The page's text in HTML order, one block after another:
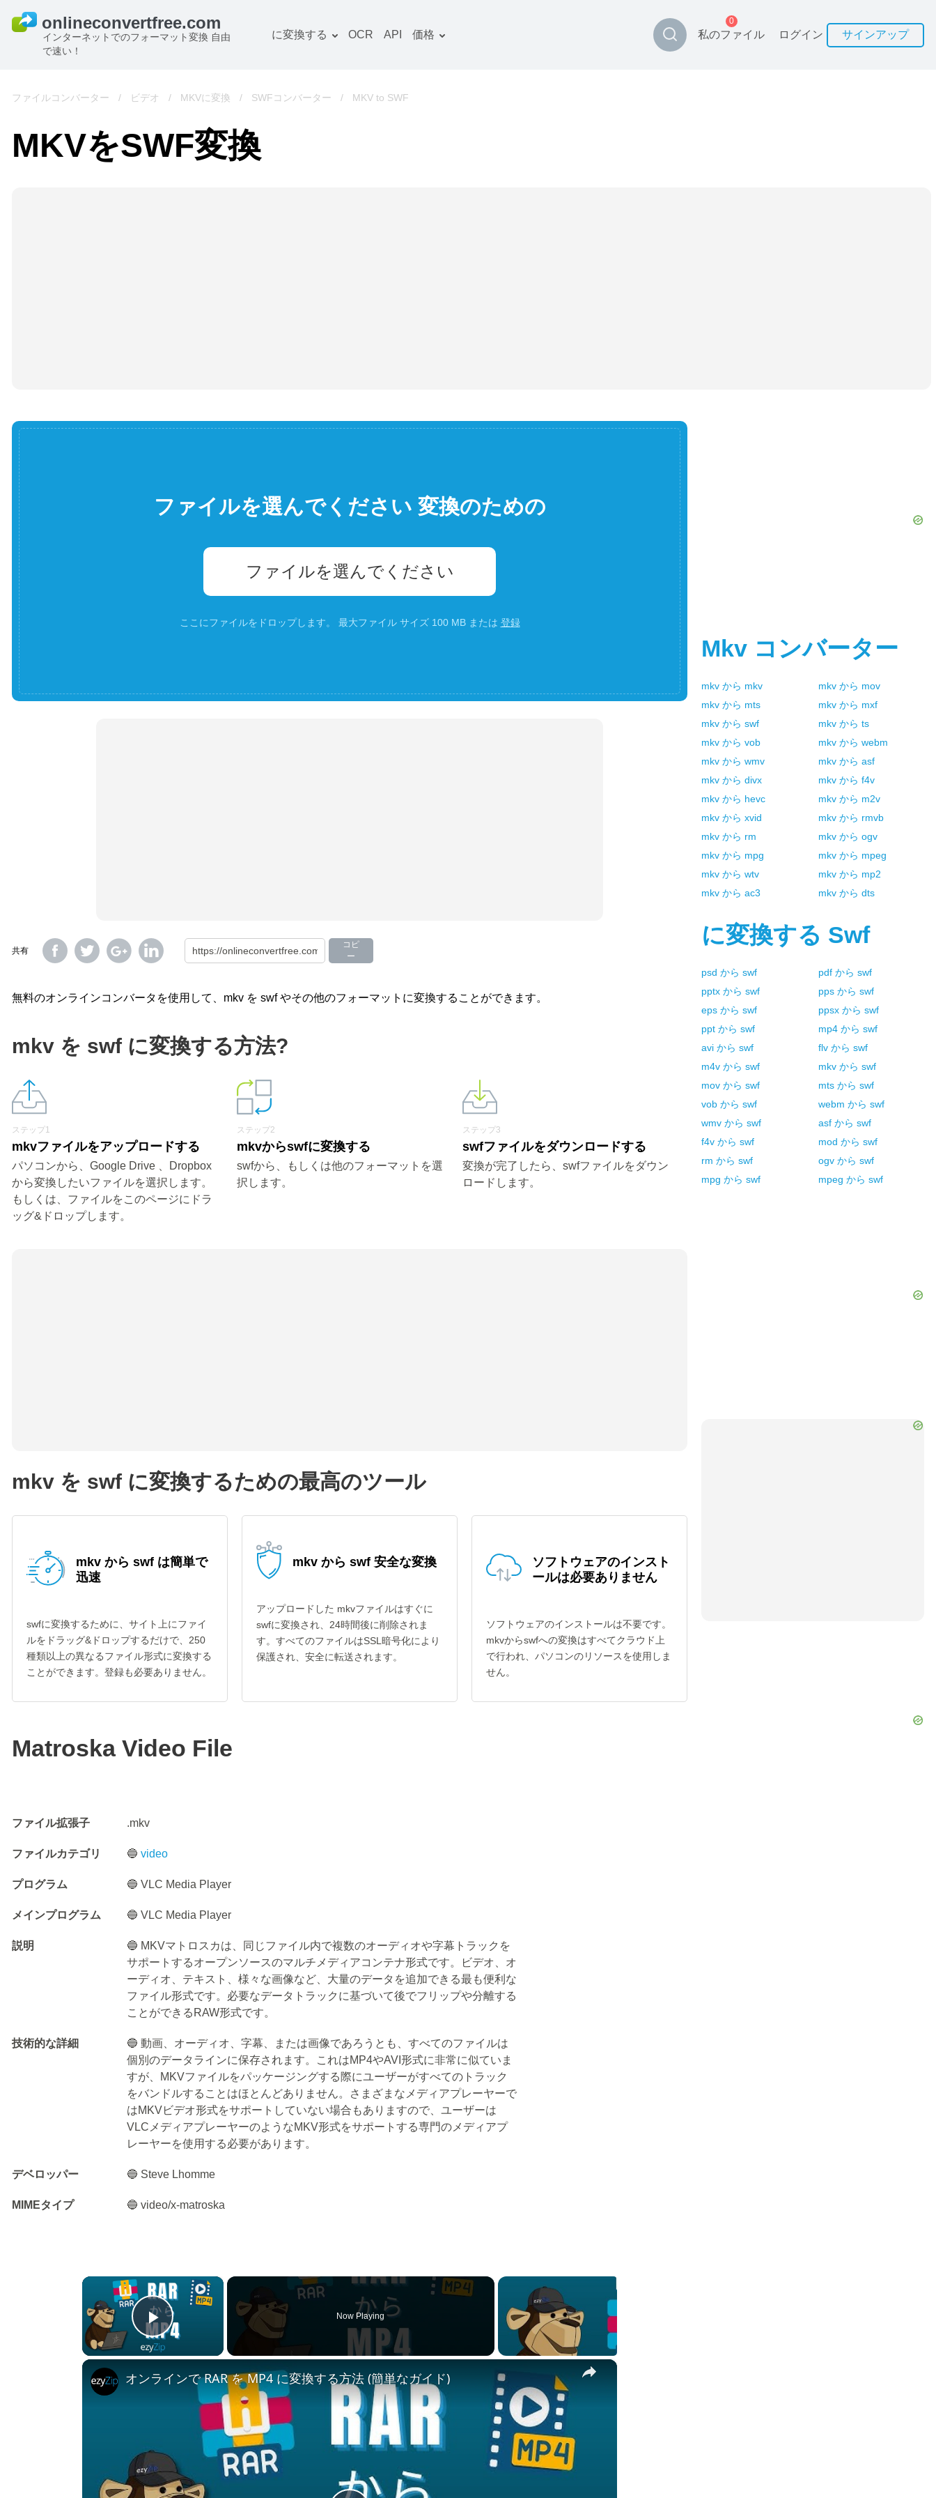
インターネットでのフォーマット変換 自由
で速い！
に変換する
画像 コンバーター
OCR API 価格 私のファイル
0
ログイン サインアップ
ファイルコンバーター / ビデオ / MKVに変換 / SWFコンバーター / MKV to SWF
MKVをSWF変換
ファイルを選んでください 変換のための
ファイルを選んでください
ここにファイルをドロップします。 最大ファイル サイズ 100 MB または 登録
共有
コピ
ー
無料のオンラインコンバータを使用して、mkv を swf やその他のフォーマットに変換することができます。
mkv を swf に変換する方法?
ステップ1
mkvファイルをアップロードする
パソコンから、Google Drive 、Dropbox
から変換したいファイルを選択します。
もしくは、ファイルをこのページにドラ
ッグ&ドロップします。
ステップ2
mkvからswfに変換する
swfから、もしくは他のフォーマットを選
択します。
ステップ3
swfファイルをダウンロードする
変換が完了したら、swfファイルをダウン
ロードします。
mkv を swf に変換するための最高のツール
mkv から swf は簡単で
迅速
swfに変換するために、サイト上にファイ
ルをドラッグ&ドロップするだけで、250
種類以上の異なるファイル形式に変換する
ことができます。登録も必要ありません。
mkv から swf 安全な変換
アップロードした mkvファイルはすぐに
swfに変換され、24時間後に削除されま
す。すべてのファイルはSSL暗号化により
保護され、安全に転送されます。
ソフトウェアのインスト
ールは必要ありません
ソフトウェアのインストールは不要です。
mkvからswfへの変換はすべてクラウド上
で行われ、パソコンのリソースを使用しま
せん。
Matroska Video File
ファイル拡張子 .mkv
ファイルカテゴリ 🔵video
プログラム 🔵 VLC Media Player
メインプログラム 🔵 VLC Media Player
説明
🔵 MKVマトロスカは、同じファイル内で複数のオーディオや字幕トラックを
サポートするオープンソースのマルチメディアコンテナ形式です。ビデオ、オ
ーディオ、テキスト、様々な画像など、大量のデータを追加できる最も便利な
ファイル形式です。必要なデータトラックに基づいて後でフリップや分離する
ことができるRAW形式です。
技術的な詳細
🔵 動画、オーディオ、字幕、または画像であろうとも、すべてのファイルは
個別のデータラインに保存されます。これはMP4やAVI形式に非常に似ていま
すが、MKVファイルをパッケージングする際にユーザーがすべてのトラック
をバンドルすることはほとんどありません。さまざまなメディアプレーヤーで
はMKVビデオ形式をサポートしていない場合もありますので、ユーザーは
VLCメディアプレーヤーのようなMKV形式をサポートする専門のメディアプ
レーヤーを使用する必要があります。
デベロッパー 🔵 Steve Lhomme
MIMEタイプ 🔵 video/x-matroska
×
Play Video
Now Playing
×
オンラインで RAR を MP4 に変換する方法 (簡単なガイド)
Mkv コンバーター
mkv から mkv mkv から mov
mkv から mts mkv から mxf
mkv から swf mkv から ts
mkv から vob mkv から webm
mkv から wmv mkv から asf
mkv から divx mkv から f4v
mkv から hevc mkv から m2v
mkv から xvid mkv から rmvb
mkv から rm mkv から ogv
mkv から mpg mkv から mpeg
mkv から wtv mkv から mp2
mkv から ac3 mkv から dts
に変換する Swf
psd から swf pdf から swf
pptx から swf pps から swf
eps から swf ppsx から swf
ppt から swf mp4 から swf
avi から swf flv から swf
m4v から swf mkv から swf
mov から swf mts から swf
vob から swf webm から swf
wmv から swf asf から swf
f4v から swf mod から swf
rm から swf ogv から swf
mpg から swf mpeg から swf